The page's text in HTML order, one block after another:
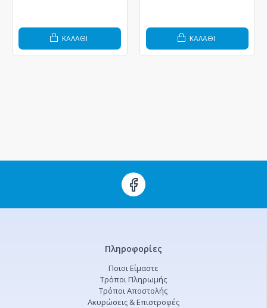
ΚΑΛΆΘΙ ΚΑΛΆΘΙ
Πληροφορίες
Ποιοι Είμαστε
Τρόποι Πληρωμής
Τρόποι Αποστολής
Ακυρώσεις & Επιστροφές